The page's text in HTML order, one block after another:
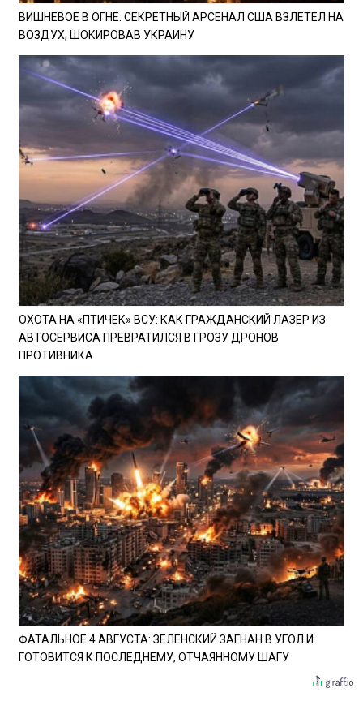
ВИШНЕВОЕ В ОГНЕ: СЕКРЕТНЫЙ АРСЕНАЛ США ВЗЛЕТЕЛ НА
ВОЗДУХ, ШОКИРОВАВ УКРАИНУ
ОХОТА НА «ПТИЧЕК» ВСУ: КАК ГРАЖДАНСКИЙ ЛАЗЕР ИЗ
АВТОСЕРВИСА ПРЕВРАТИЛСЯ В ГРОЗУ ДРОНОВ
ПРОТИВНИКА
ФАТАЛЬНОЕ 4 АВГУСТА: ЗЕЛЕНСКИЙ ЗАГНАН В УГОЛ И
ГОТОВИТСЯ К ПОСЛЕДНЕМУ, ОТЧАЯННОМУ ШАГУ